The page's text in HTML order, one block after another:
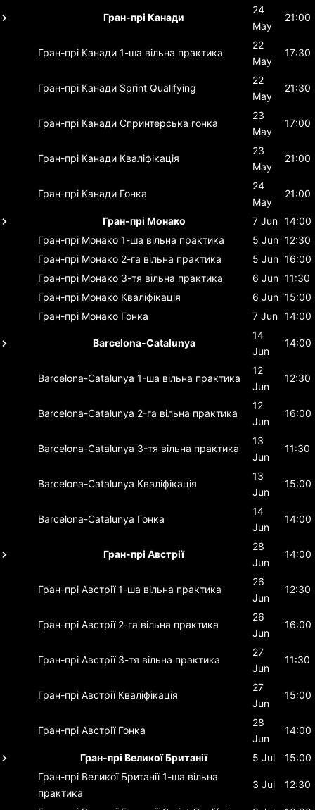
Гран-прі Канади
24
May
21:00
Гран-прі Канади 1-ша вільна практика
22
May
17:30
Гран-прі Канади Sprint Qualifying
22
May
21:30
Гран-прі Канади Спринтерська гонка
23
May
17:00
Гран-прі Канади Кваліфікація
23
May
21:00
Гран-прі Канади Гонка
24
May
21:00
Гран-прі Монако 7 Jun 14:00
Гран-прі Монако 1-ша вільна практика 5 Jun 12:30
Гран-прі Монако 2-га вільна практика 5 Jun 16:00
Гран-прі Монако 3-тя вільна практика 6 Jun 11:30
Гран-прі Монако Кваліфікація 6 Jun 15:00
Гран-прі Монако Гонка 7 Jun 14:00
Barcelona-Catalunya
14
Jun
14:00
Barcelona-Catalunya 1-ша вільна практика
12
Jun
12:30
Barcelona-Catalunya 2-га вільна практика
12
Jun
16:00
Barcelona-Catalunya 3-тя вільна практика
13
Jun
11:30
Barcelona-Catalunya Кваліфікація
13
Jun
15:00
Barcelona-Catalunya Гонка
14
Jun
14:00
Гран-прі Австрії
28
Jun
14:00
Гран-прі Австрії 1-ша вільна практика
26
Jun
12:30
Гран-прі Австрії 2-га вільна практика
26
Jun
16:00
Гран-прі Австрії 3-тя вільна практика
27
Jun
11:30
Гран-прі Австрії Кваліфікація
27
Jun
15:00
Гран-прі Австрії Гонка
28
Jun
14:00
Гран-прі Великої Британії 5 Jul
15:00
Гран-прі Великої Британії 1-ша вільна
практика
3 Jul 12:30